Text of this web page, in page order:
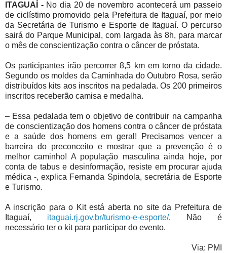
ITAGUAÍ - No dia 20 de novembro acontecerá um passeio
de ciclístimo promovido pela Prefeitura de Itaguaí, por meio
da Secretária de Turismo e Esporte de Itaguaí. O percurso
sairá do Parque Municipal, com largada às 8h, para marcar
o mês de conscientização contra o câncer de próstata.
Os participantes irão percorrer 8,5 km em torno da cidade.
Segundo os moldes da Caminhada do Outubro Rosa, serão
distribuídos kits aos inscritos na pedalada. Os 200 primeiros
inscritos receberão camisa e medalha.
– Essa pedalada tem o objetivo de contribuir na campanha
de conscientização dos homens contra o câncer de próstata
e a saúde dos homens em geral! Precisamos vencer a
barreira do preconceito e mostrar que a prevenção é o
melhor caminho! A população masculina ainda hoje, por
conta de tabus e desinformação, resiste em procurar ajuda
médica -, explica Fernanda Spindola, secretária de Esporte
e Turismo.
A inscrição para o Kit está aberta no site da Prefeitura de
Itaguaí, itaguai.rj.gov.br/turismo-e-esporte/. Não é
necessário ter o kit para participar do evento.
Via: PMI